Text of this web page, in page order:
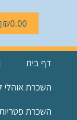
₪0.00
דף בית
השכרת אוהלי
השכרת